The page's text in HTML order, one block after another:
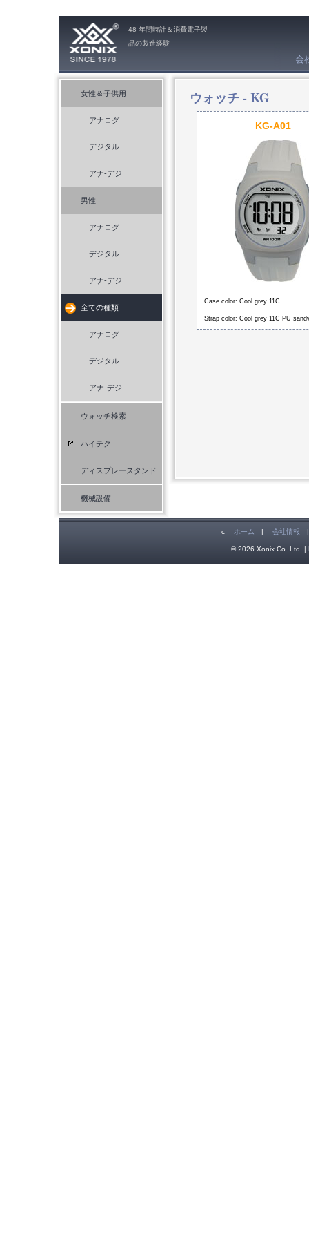
48-年間時計＆消費電子製
品の製造経験
会
女性＆子供用
アナログ
デジタル
アナ-デジ
男性
アナログ
デジタル
アナ-デジ
全ての種類
アナログ
デジタル
アナ-デジ
ウォッチ検索
ハイテク
ディスプレースタンド
機械設備
ウォッチ - KG
KG-A01
Case color: Cool grey 11C
Strap color: Cool grey 11C PU
c ホーム | 会社情報
© 2026 Xonix Co. Ltd. |